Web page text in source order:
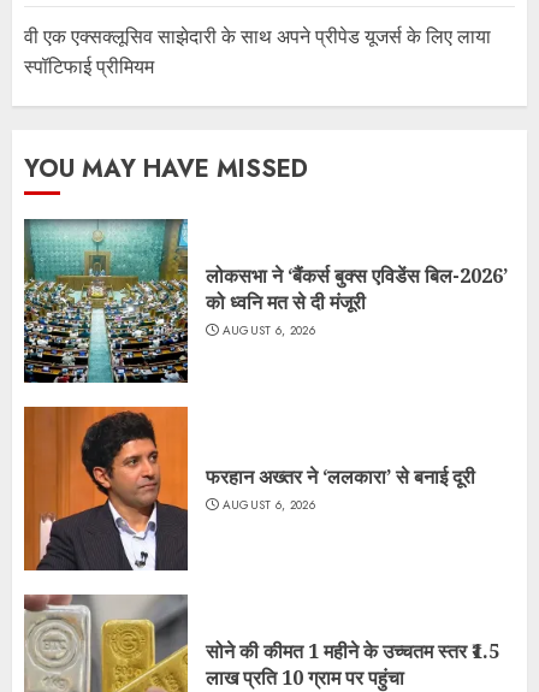
वी एक एक्सक्लूसिव साझेदारी के साथ अपने प्रीपेड यूजर्स के लिए लाया
स्पॉटिफाई प्रीमियम
YOU MAY HAVE MISSED
लोकसभा ने ‘बैंकर्स बुक्स एविडेंस बिल-2026’
को ध्वनि मत से दी मंजूरी
AUGUST 6, 2026
फरहान अख्तर ने ‘ललकारा’ से बनाई दूरी
AUGUST 6, 2026
सोने की कीमत 1 महीने के उच्चतम स्तर ₹1.5
लाख प्रति 10 ग्राम पर पहुंचा